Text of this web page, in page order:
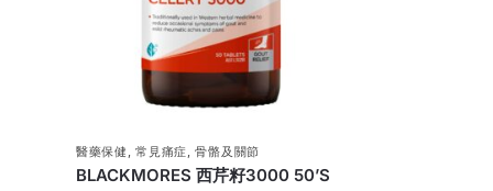
醫藥保健 ,常見痛症,骨骼及關節
BLACKMORES 西芹籽3000 50’S